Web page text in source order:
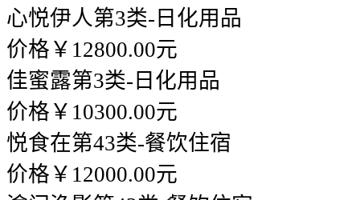
心悦伊人第3类-日化用品
价格￥12800.00元
佳蜜露第3类-日化用品
价格￥10300.00元
悦食在第43类-餐饮住宿
价格￥12000.00元